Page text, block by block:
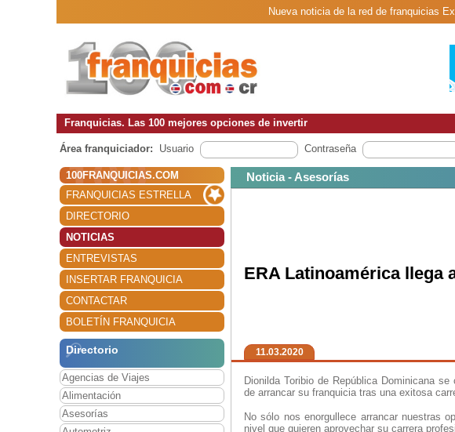
Nueva noticia de la red de franquicias
Franquicias. Las 100 mejores opciones de invertir
Área franquiciador: Usuario Contraseña
100FRANQUICIAS.COM
FRANQUICIAS ESTRELLA
DIRECTORIO
NOTICIAS
ENTREVISTAS
INSERTAR FRANQUICIA
CONTACTAR
BOLETÍN FRANQUICIA
Directorio
Agencias de Viajes
Alimentación
Asesorías
Noticia - Asesorías
ERA Latinoamérica llega
11.03.2020
Dionilda Toribio de República Dominicana
de arrancar su franquicia tras una exitosa
No sólo nos enorgullece arrancar nuestras
nivel que quieren aprovechar su carrera